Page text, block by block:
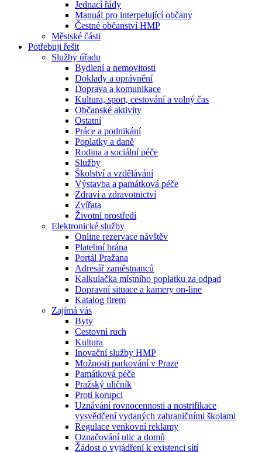
Jednací řády
Manuál pro interpelující občany
Čestné občanství HMP
Městské části
Potřebuji řešit
Služby úřadu
Bydlení a nemovitosti
Doklady a oprávnění
Doprava a komunikace
Kultura, sport, cestování a volný čas
Občanské aktivity
Ostatní
Práce a podnikání
Poplatky a daně
Rodina a sociální péče
Služby
Školství a vzdělávání
Výstavba a památková péče
Zdraví a zdravotnictví
Zvířata
Životní prostředí
Elektronické služby
Online rezervace návštěv
Platební brána
Portál Pražana
Adresář zaměstnanců
Kalkulačka místního poplatku za odpad
Dopravní situace a kamery on-line
Katalog firem
Zajímá vás
Byty
Cestovní ruch
Kultura
Inovační služby HMP
Možnosti parkování v Praze
Památková péče
Pražský uličník
Proti korupci
Uznávání rovnocennosti a nostrifikace
vysvědčení vydaných zahraničními školami
Regulace venkovní reklamy
Označování ulic a domů
Žádost o vyjádření k existenci sítí